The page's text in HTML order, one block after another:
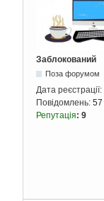
Заблокований
Поза форумом
Дата реєстрації:
Повідомлень: 57
Репутація: 9